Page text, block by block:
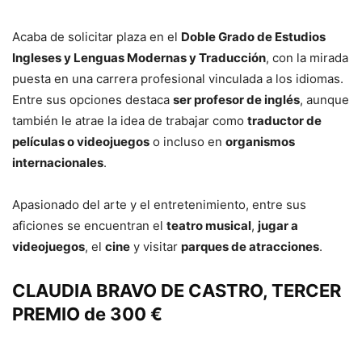
Acaba de solicitar plaza en el Doble Grado de Estudios
Ingleses y Lenguas Modernas y Traducción, con la mirada
puesta en una carrera profesional vinculada a los idiomas.
Entre sus opciones destaca ser profesor de inglés, aunque
también le atrae la idea de trabajar como traductor de
películas o videojuegos o incluso en organismos
internacionales.
Apasionado del arte y el entretenimiento, entre sus
aficiones se encuentran el teatro musical, jugar a
videojuegos, el cine y visitar parques de atracciones.
CLAUDIA BRAVO DE CASTRO, TERCER
PREMIO de 300 €